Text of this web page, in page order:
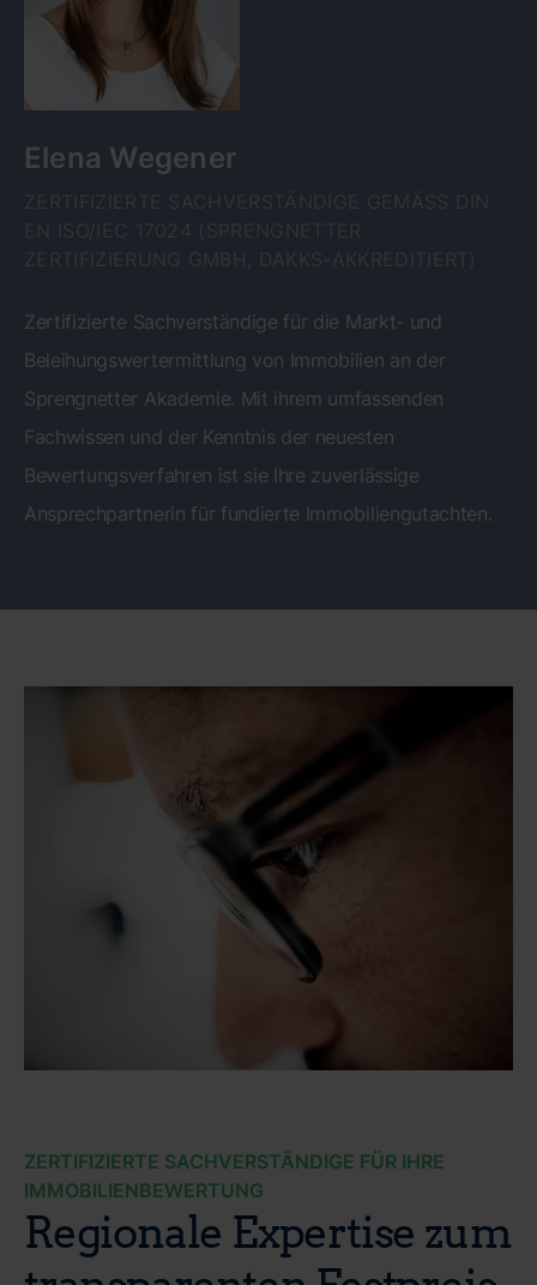
Elena Wegener
Zertifizierte Sachverständige für die Markt- und
Beleihungswertermittlung von Immobilien an der
Sprengnetter Akademie. Mit ihrem umfassenden
Fachwissen und der Kenntnis der neuesten
Bewertungsverfahren ist sie Ihre zuverlässige
Ansprechpartnerin für fundierte Immobiliengutachten.
ZERTIFIZIERTE SACHVERSTÄNDIGE FÜR IHRE
IMMOBILIENBEWERTUNG
Regionale Expertise zum